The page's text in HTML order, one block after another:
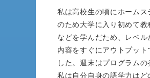
私は高校生の頃にホーム
のため大学に入り初めて
などを学んだため、レベ
内容をすぐにアウトプッ
した。週末はプログラム
私は自分自身の語学力は